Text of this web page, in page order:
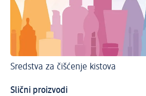
Sredstva za čišćenje kistova
Slični proizvodi